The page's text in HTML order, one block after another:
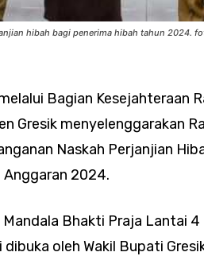
hibah bagi penerima hibah tahun 2024.
Bagian Kesejahteraan
Gresik menyelenggarakan
Naskah Perjanjian
Anggaran 2024.
Bhakti Praja Lantai
oleh Wakil Bupati